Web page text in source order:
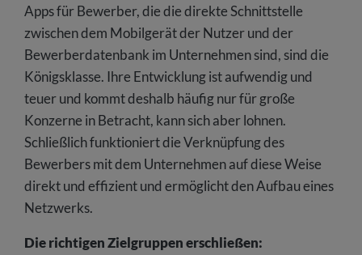
Apps für Bewerber, die die direkte Schnittstelle
zwischen dem Mobilgerät der Nutzer und der
Bewerberdatenbank im Unternehmen sind, sind die
Königsklasse. Ihre Entwicklung ist aufwendig und
teuer und kommt deshalb häufig nur für große
Konzerne in Betracht, kann sich aber lohnen.
Schließlich funktioniert die Verknüpfung des
Bewerbers mit dem Unternehmen auf diese Weise
direkt und effizient und ermöglicht den Aufbau eines
Netzwerks.
Die richtigen Zielgruppen erschließen: